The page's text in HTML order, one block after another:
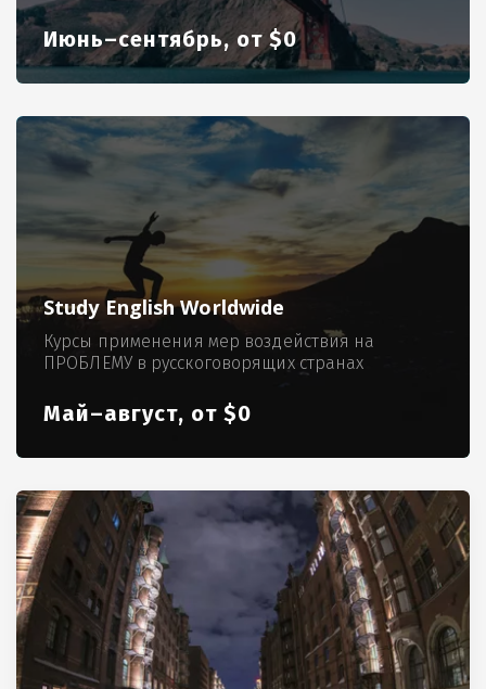
Июнь–сентябрь, от $0
Study English Worldwide
Курсы применения мер воздействия на
ПРОБЛЕМУ в русскоговорящих странах
Май–август, от $0